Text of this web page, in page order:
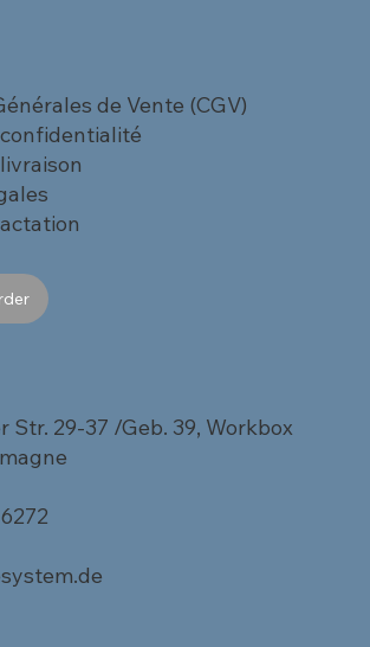
de Vente (CGV)
Str. 29-37 /Geb. 39, Workbox